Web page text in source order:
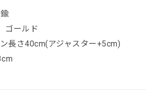
ゴールド
長さ40cm(アジャスター+5cm)